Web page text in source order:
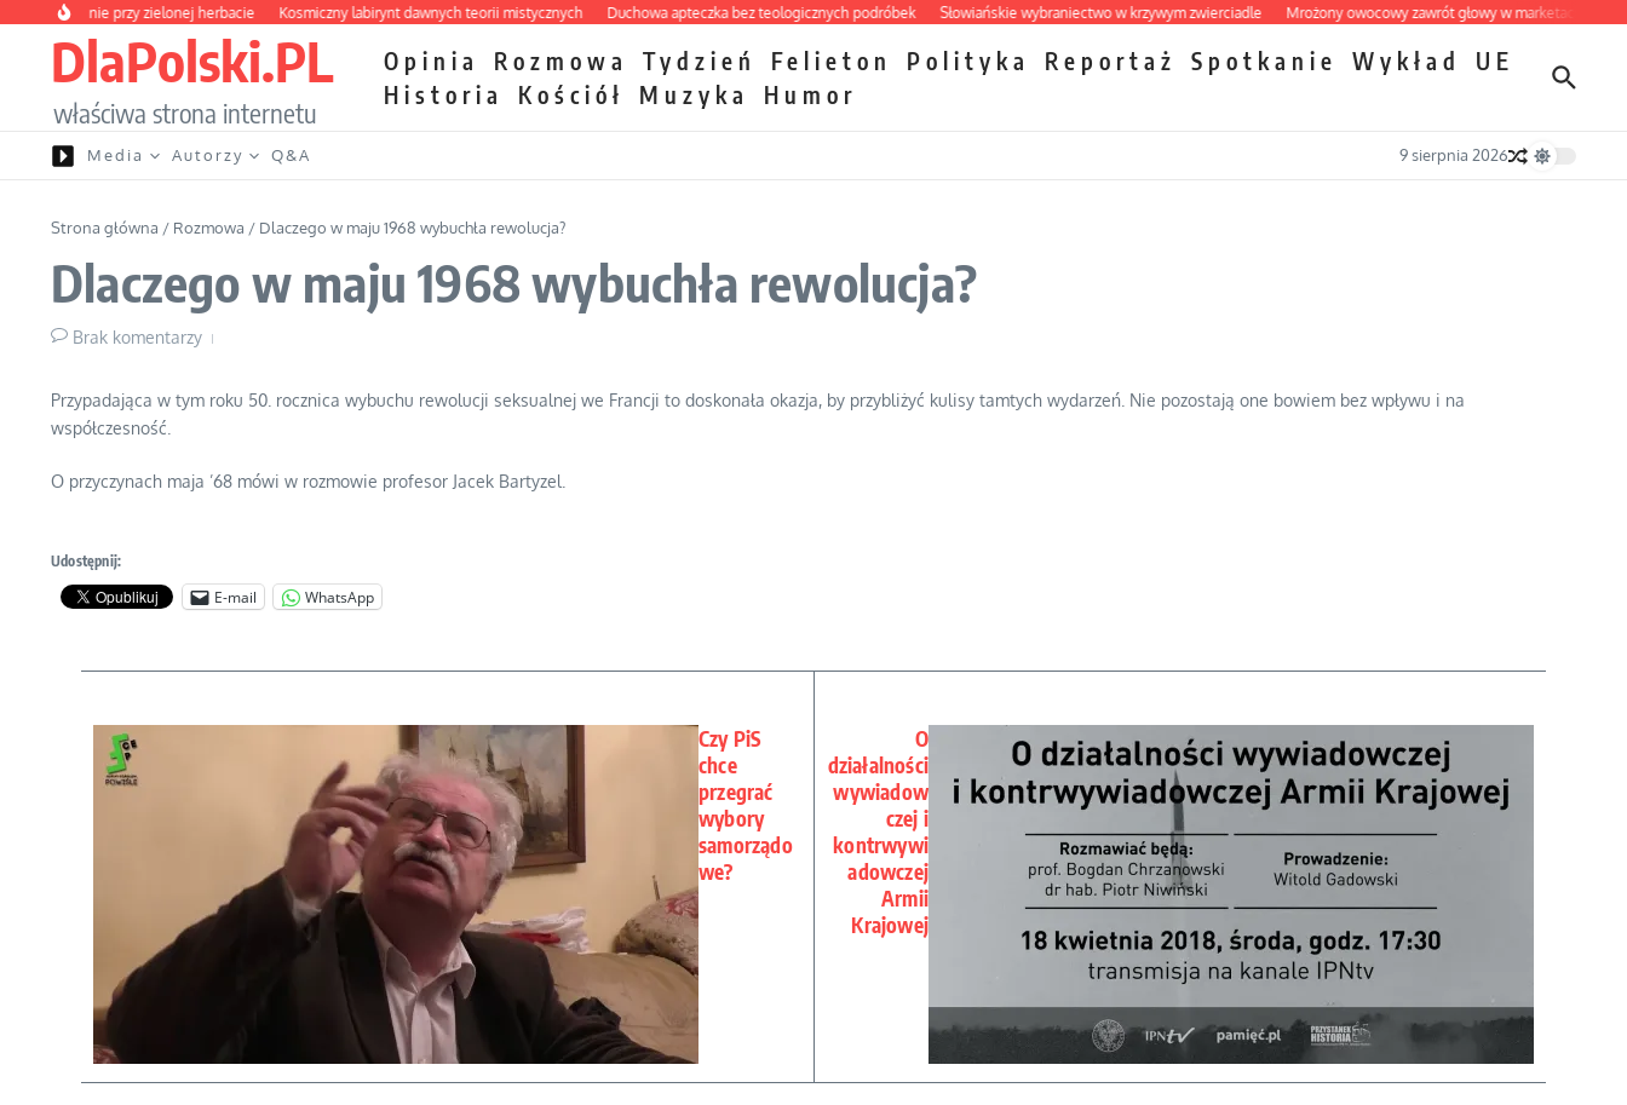
Przejdź do treści
o rodzinie przy zielonej herbacie Kosmiczny labirynt dawnych teorii mistycznych Duchowa apteczka bez teologicznych podróbek Słowiańskie wybraniectwo w krzywym zwierciadle Mrożony owocowy zawrót głowy w marketach
DlaPolski.PL
właściwa strona internetu
Opinia Rozmowa Tydzień Felieton Polityka Reportaż Spotkanie Wykład
UE
Historia
Kościół Muzyka Humor
Media Autorzy Q&A 9 sierpnia 2026
Strona główna / Rozmowa / Dlaczego w maju 1968 wybuchła rewolucja?
Dlaczego w maju 1968 wybuchła rewolucja?
Brak komentarzy
Przypadająca w tym roku 50. rocznica wybuchu rewolucji seksualnej we Francji to doskonała okazja, by przybliżyć kulisy tamtych wydarzeń. Nie pozostają one bowiem bez wpływu i na
współczesność.
O przyczynach maja ’68 mówi w rozmowie profesor Jacek Bartyzel.
Udostępnij:
E-mail WhatsApp
Czy PiS
chce
przegrać
wybory
samorządo
we?
O
działalności
wywiadow
czej i
kontrwywi
adowczej
Armii
Krajowej